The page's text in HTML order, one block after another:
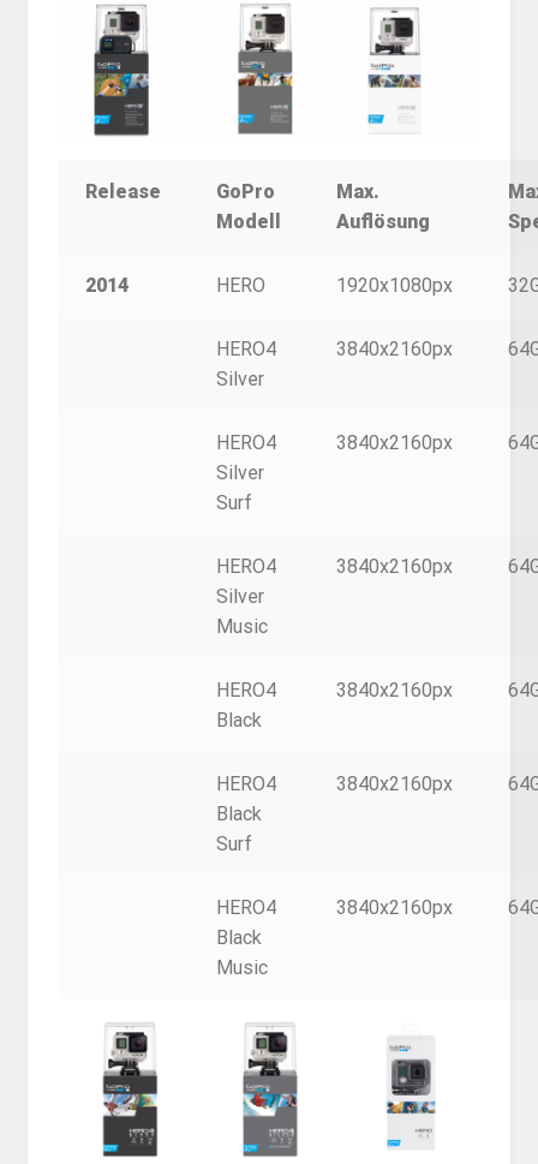
Release
GoPro
Modell
Max.
Auflösung
2014 HERO 1920x1080px
HERO4
Silver
3840x2160px
HERO4
Silver
Surf
3840x2160px
HERO4
Silver
Music
3840x2160px
HERO4
Black
3840x2160px
HERO4
Black
Surf
3840x2160px
HERO4
Black
Music
3840x2160px